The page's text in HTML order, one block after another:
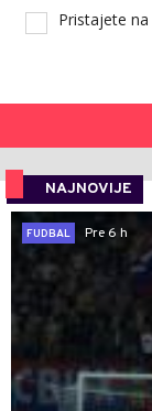
Pristajete na
NAJNOVIJE
FUDBAL
Pre 6 h